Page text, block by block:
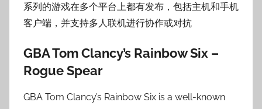
系列的游戏在多个平台上都有发布，包括主机和手机
客户端，并支持多人联机进行协作或对抗
GBA Tom Clancy’s Rainbow Six –
Rogue Spear
GBA Tom Clancy’s Rainbow Six is a well-known